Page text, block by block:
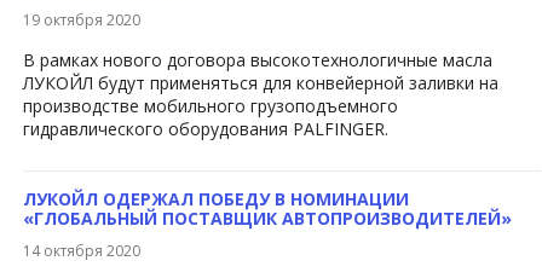
19 октября 2020
В рамках нового договора высокотехнологичные мас​ла
ЛУКОЙЛ будут применяться для конвейерной заливки на
производстве мобильного грузоподъемного
гидравлического оборудования PALFINGER.
ЛУКОЙЛ ОДЕРЖАЛ ПОБЕДУ В НОМИНАЦИИ
«ГЛОБАЛЬНЫЙ ПОСТАВЩИК АВТОПРОИЗВОДИТЕЛЕЙ»
14 октября 2020